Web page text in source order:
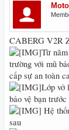
CABERG V2R
Từ
trường với mũ
cấp sự an toàn
Lớp vở
bảo vệ bạn
Hệ
sau